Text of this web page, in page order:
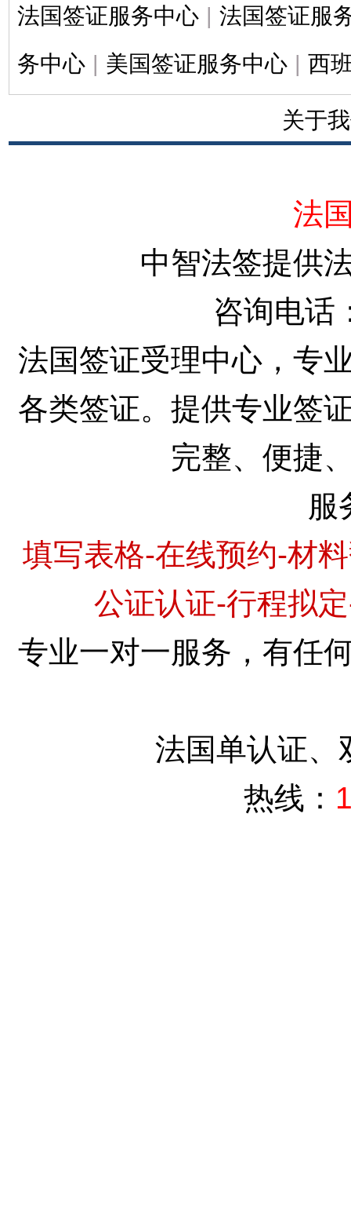
法国签证服务中心 | 法国签证服
务中心 | 美国签证服务中心 | 西
关于
法
中智法签提供
咨询电话
法国签证受理中心，专
各类签证。提供专业签
完整、便捷
服
填写表格-在线预约-材
公证认证-行程拟
专业一对一服务，有任
法国单认证、
热线：